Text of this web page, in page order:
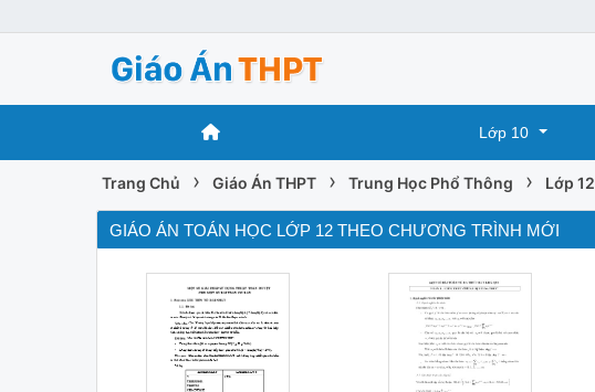
Lớp 10
Trang Chủ › Giáo Án THPT › Trung Học Phổ Thông › Lớp 12
GIÁO ÁN TOÁN HỌC LỚP 12 THEO CHƯƠNG TRÌNH MỚI